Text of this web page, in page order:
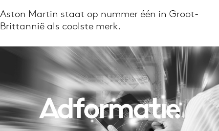
Download de app
Volg het laatste nieuws via de Adformatie
Menu
Aston Martin staat op nummer één in Groot-
Brittannië als coolste merk.